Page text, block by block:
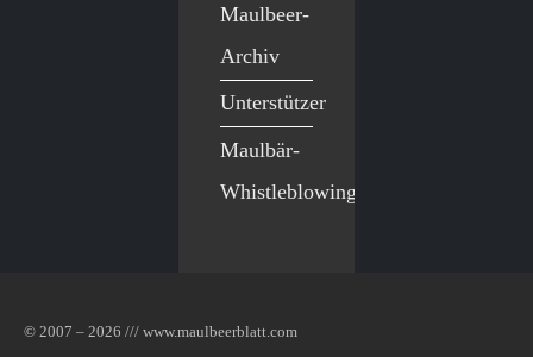
Maulbeer-
Archiv
Unterstützer
Maulbär-
Whistleblowing
© 2007 – 2026 /// www.maulbeerblatt.com